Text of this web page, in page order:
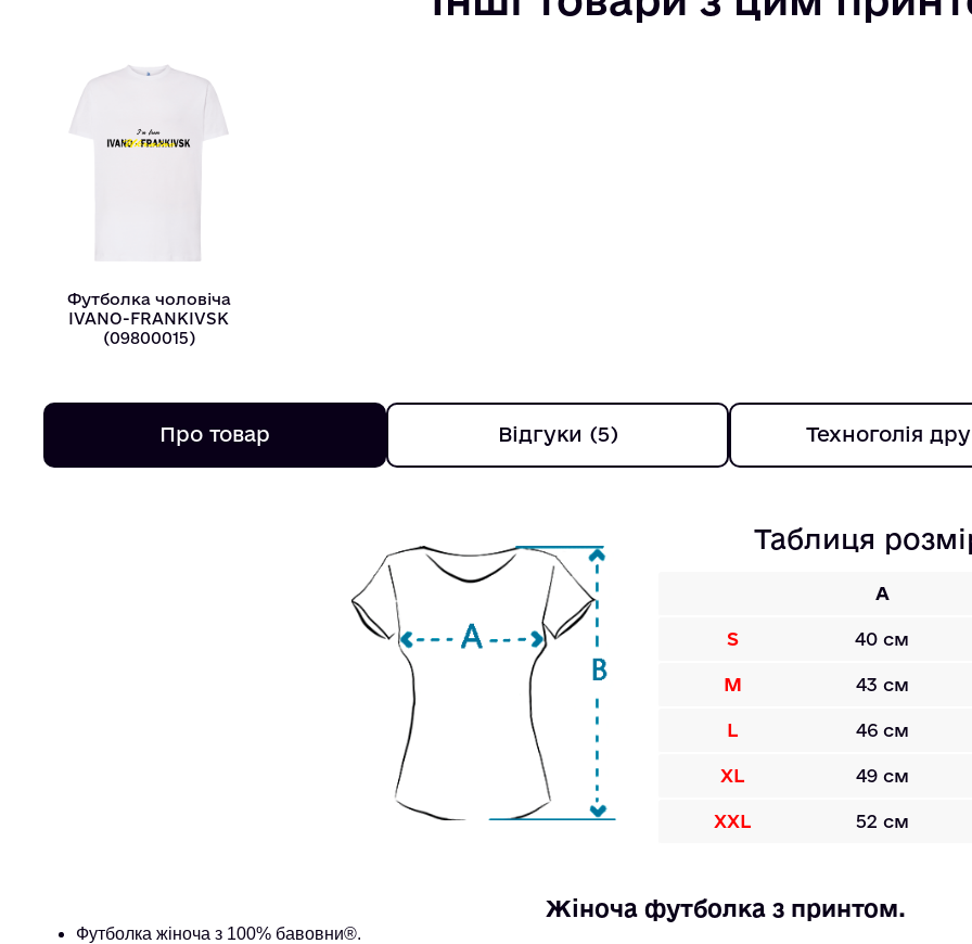
Футболка чоловіча
IVANO-FRANKIVSK
(09800015)
Про товар Відгуки (5) Техноголія
Таблиця
A
S 40 см
M 43 см
L 46 см
XL 49 см
XXL 52 см
Жіноча футболка з принтом.
Футболка жіноча з 100% бавовни®.